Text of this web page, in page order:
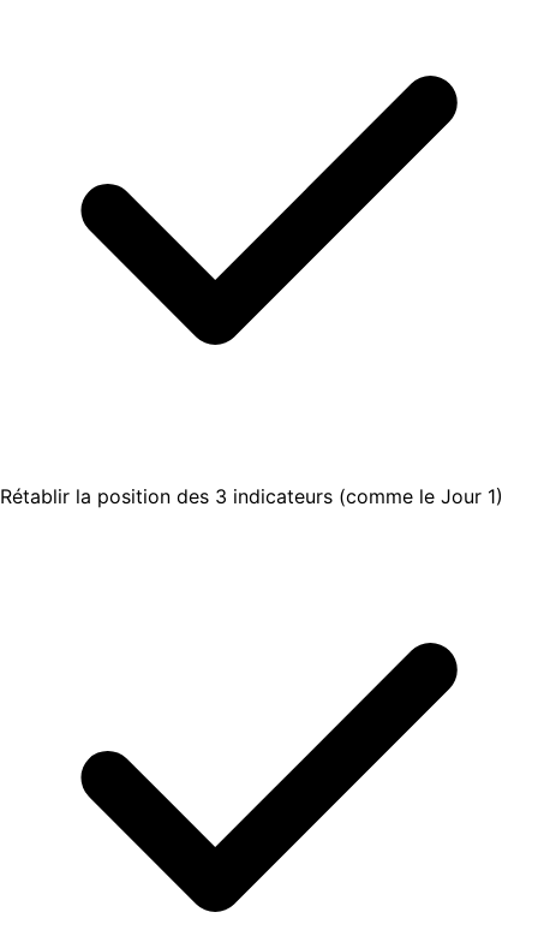
Rétablir la position des 3 indicateurs (comme le Jour 1)